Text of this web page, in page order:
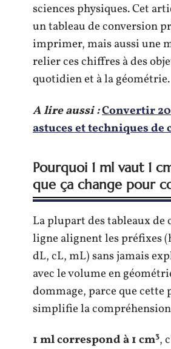
sciences physiques. Cet
un tableau de conversion
imprimer, mais aussi une
relier ces chiffres à des
quotidien et à la géométrie.
A lire aussi :Convertir
astuces et techniques de
Pourquoi 1 ml vaut 1
que ça change pour
La plupart des tableaux de
ligne alignent les préfixes
dL, cL, mL) sans jamais
avec le volume en
dommage, parce que cette
simplifie la
1 ml correspond à 1 cm³,